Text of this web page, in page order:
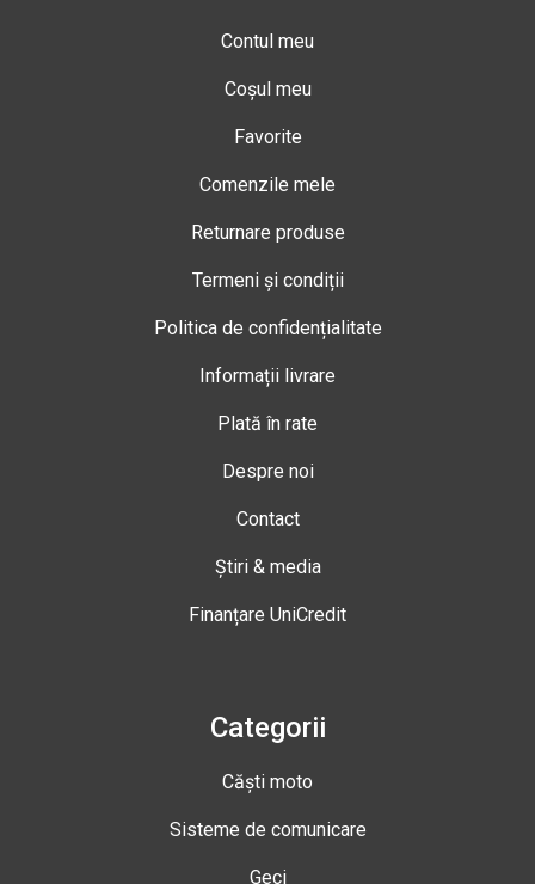
Contul meu
Coșul meu
Favorite
Comenzile mele
Returnare produse
Termeni și condiții
Politica de confidențialitate
Informații livrare
Plată în rate
Despre noi
Contact
Știri & media
Finanțare UniCredit
Categorii
Căști moto
Sisteme de comunicare
Geci